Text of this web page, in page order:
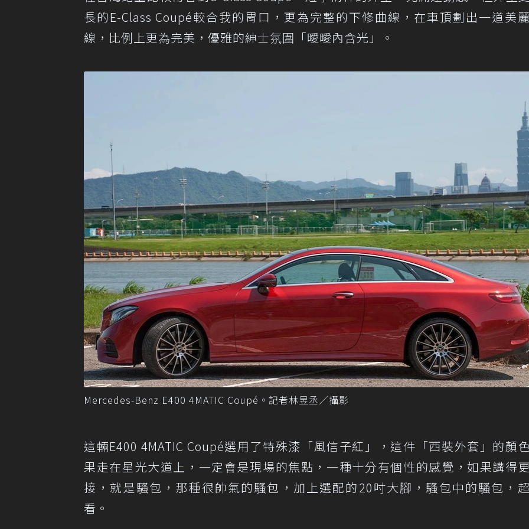
長的E-Class Coupé較合我的胃口，更為完整的下修曲線，在車頂劃出一道美
線，比例上更為完美，優雅的紳士氛圍「曖曖內含光」。
Mercedes-Benz E400 4MATIC Coupé。記者林昱丞／攝影
這輛E400 4MATIC Coupé選用了特殊漆「風信子紅」，這件「西裝外套」的顏
果走在星光大道上，一定會是現場的焦點，一種十分有個性的感覺，如果講得
接，就是騷包，那種很帥氣的騷包，加上選配的20吋大腳，騷包中的騷包，
看。